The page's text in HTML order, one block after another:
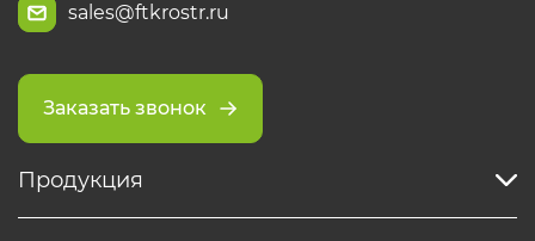
sales@ftkrostr.ru
Заказать звонок
Продукция